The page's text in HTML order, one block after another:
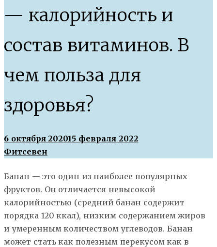
— калорийность и
состав витаминов. В
чем польза для
здоровья?
6 октября 202015 февраля 2022
Фитсевен
Банан — это один из наиболее популярных
фруктов. Он отличается невысокой
калорийностью (средний банан содержит
порядка 120 ккал), низким содержанием жиров
и умеренным количеством углеводов. Банан
может стать как полезным перекусом как в